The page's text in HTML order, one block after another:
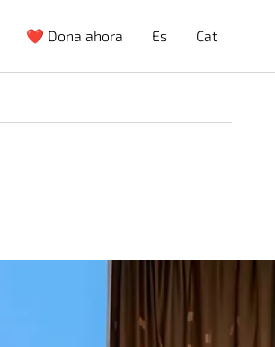
❤️ Dona ahora Es Cat